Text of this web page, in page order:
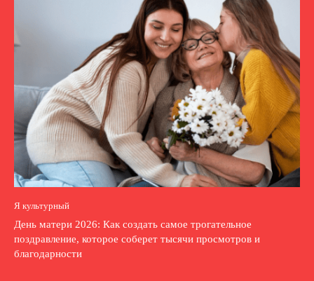
Я культурный
День матери 2026: Как создать самое трогательное
поздравление, которое соберет тысячи просмотров и
благодарности